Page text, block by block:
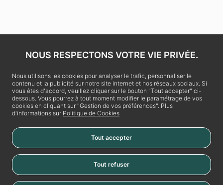
La Vache Noire
Place de la Vache Noire
NOUS RESPECTONS VOTRE VIE PRIVÉE.
Nous utilisons les cookies pour analyser le trafic, personnaliser le
contenu et la publicité sur notre site internet et nos réseaux sociaux. Si
vous êtes d'accord, veuillez cliquer sur le bouton "Tout accepter" ci-
dessous. Vous pourrez à tout moment modifier le paramétrage de vos
cookies en cliquant sur "Gestion de vos préférences". Plus
d'informations sur Politique de Cookies
Tout accepter
Tout refuser